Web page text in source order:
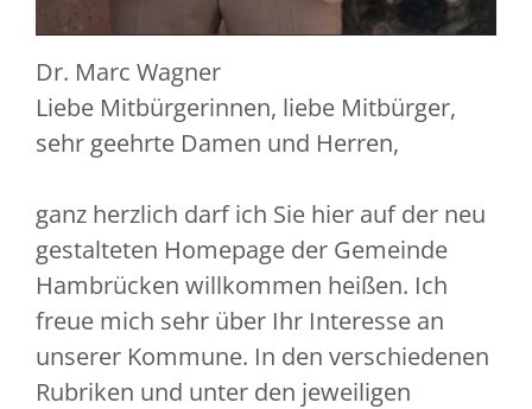
Dr. Marc Wagner
Liebe Mitbürgerinnen, liebe Mitbürger,
sehr geehrte Damen und Herren,
ganz herzlich darf ich Sie hier auf der neu
gestalteten Homepage der Gemeinde
Hambrücken willkommen heißen. Ich
freue mich sehr über Ihr Interesse an
unserer Kommune. In den verschiedenen
Rubriken und unter den jeweiligen